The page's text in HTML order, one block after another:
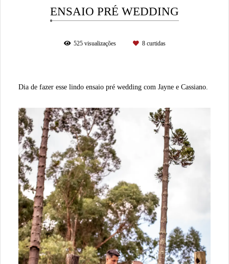
ENSAIO PRÉ WEDDING
525visualizações 8curtidas
Dia de fazer esse lindo ensaio pré wedding com Jayne e Cassiano.